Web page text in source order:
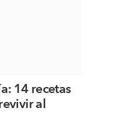
14 recetas
al